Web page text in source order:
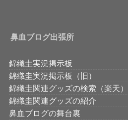
鼻血ブログ出張所
錦織圭実況掲示板
錦織圭実況掲示板（旧）
錦織圭関連グッズの検索（楽天）
錦織圭関連グッズの紹介
鼻血ブログの舞台裏